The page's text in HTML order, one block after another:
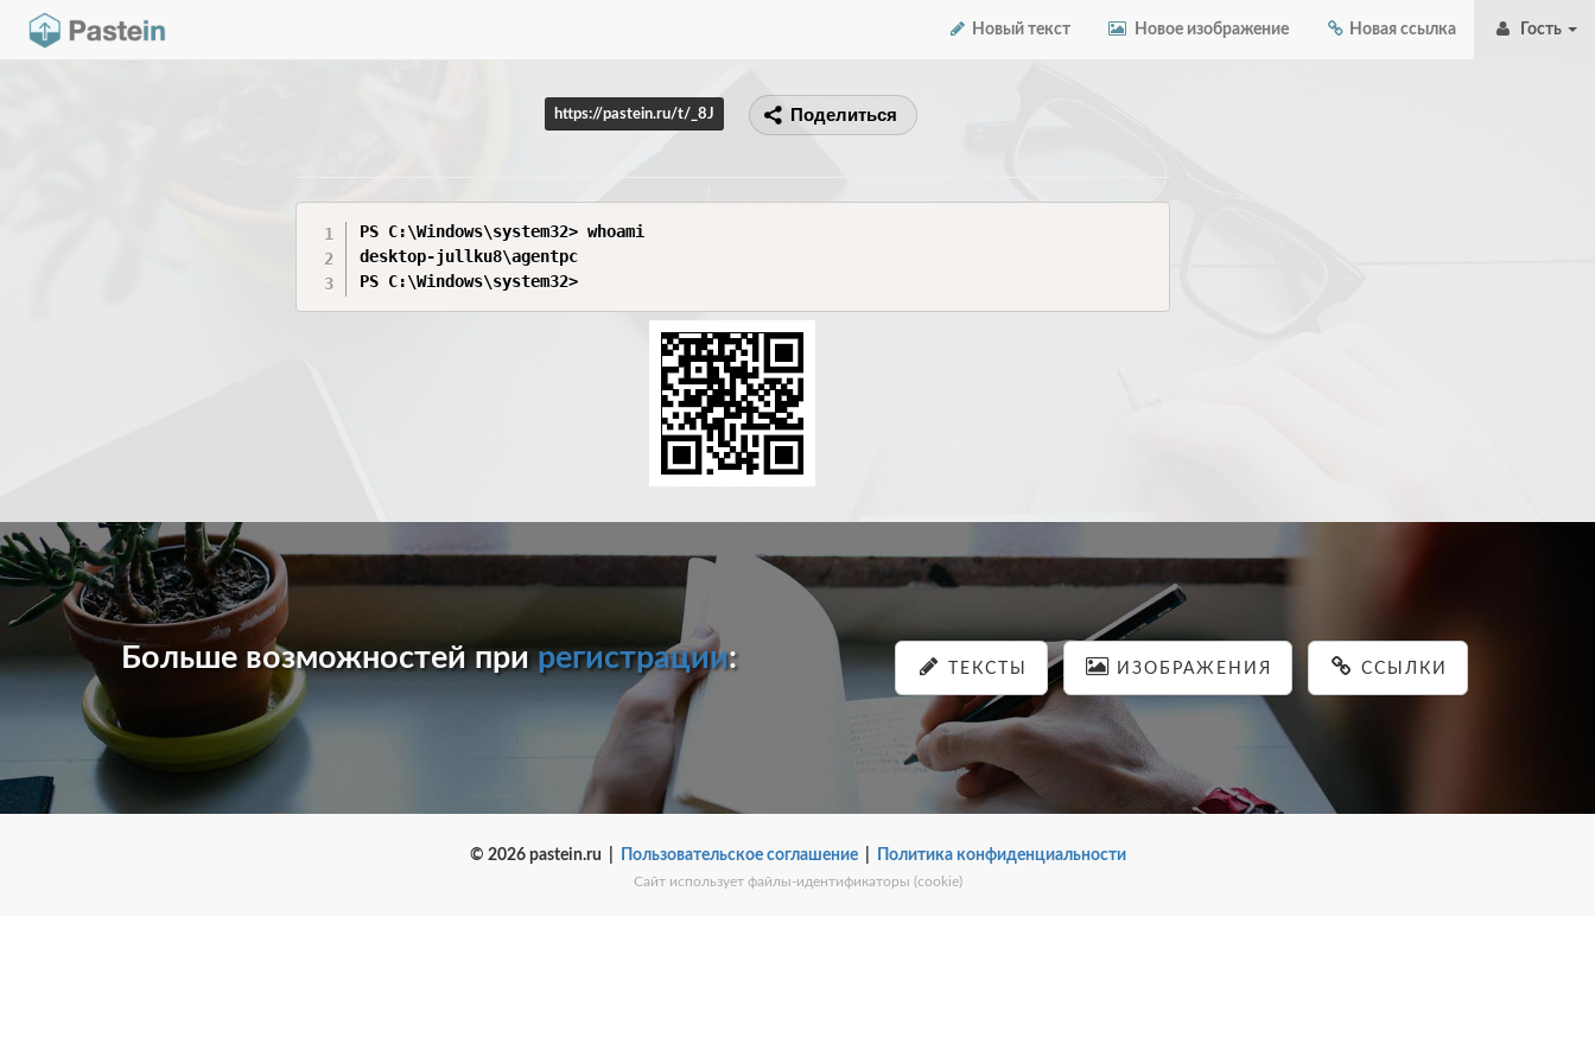
Новый текст Новое изображение Новая ссылка Гость
https://pastein.ru/t/_8J Поделиться
PS C:\Windows\system32> whoami
desktop-jullku8\agentpc
Больше возможностей прирегистрации: ТЕКСТЫ ИЗОБРАЖЕНИЯ ССЫЛКИ
© 2026 pastein.ru | Пользовательское соглашение| Политика конфиденциальности
Сайт использует файлы-идентификаторы (cookie)